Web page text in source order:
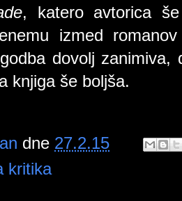
, katero avtorica
izmed
dovolj
knjiga še boljša.
dne 27.2.15
kritika